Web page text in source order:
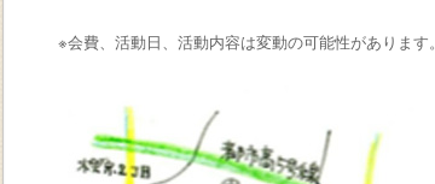
※会費、活動日、活動内容は変動の可能性があります。